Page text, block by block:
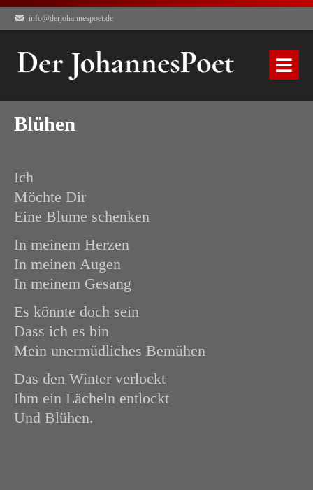
info@derjohannespoet.de
Blühen
Ich
Möchte Dir
Eine Blume schenken
In meinem Herzen
In meinen Augen
In meinem Gesang
Es könnte doch sein
Dass ich es bin
Mein unermüdliches Bemühen
Das den Winter verlockt
Ihm ein Lächeln entlockt
Und Blühen.